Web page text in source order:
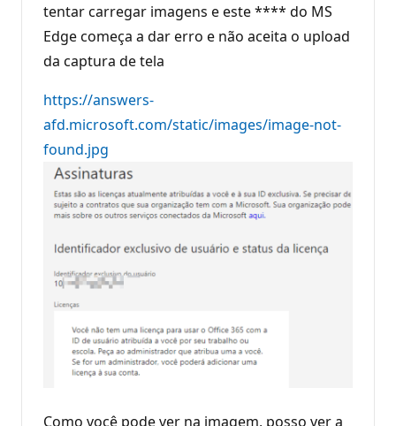
tentar carregar imagens e este **** do MS
Edge começa a dar erro e não aceita o upload
da captura de tela
https://answers-
afd.microsoft.com/static/images/image-not-
found.jpg
Como você pode ver na imagem, posso ver a